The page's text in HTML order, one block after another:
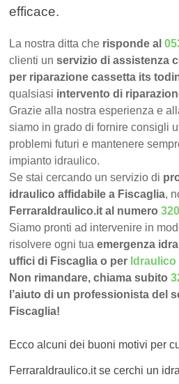
efficace.
La nostra ditta che risponde al
clienti unservizio di assistenza
per riparazione cassetta its
qualsiasi intervento di
Grazie alla nostra esperienza e
siamo in grado di fornire consigli
problemi futuri e mantenere
impianto idraulico.
Se stai cercando un servizio di
idraulico affidabile a Fiscaglia,
FerraraIdraulico.it al numero
Siamo pronti ad intervenire in
risolvere ogni tuaemergenza
uffici di Fiscaglia o per
Non rimandare, chiama subito
l’aiuto di un professionista del
Fiscaglia!
Ecco alcuni dei buoni motivi per
FerraraIdraulico.it se cerchi un